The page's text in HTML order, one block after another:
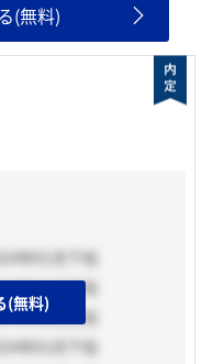
(無料)
年01月下旬
年01月下旬
年02月上旬
年01月下旬
(無料)